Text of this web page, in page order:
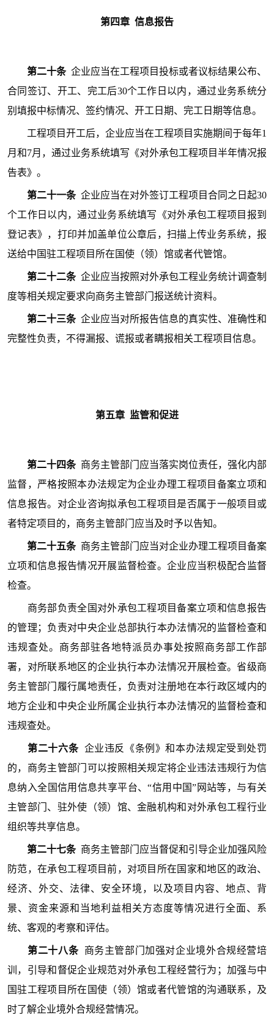
第四章 信息报告
第二十条 企业应当在工程项目投标或者议标结果公布、
合同签订、开工、完工后30个工作日以内，通过业务系统分
别填报中标情况、签约情况、开工日期、完工日期等信息。
工程项目开工后，企业应当在工程项目实施期间于每年1
月和7月，通过业务系统填写《对外承包工程项目半年情况报
告表》。
第二十一条 企业应当在对外签订工程项目合同之日起30
个工作日以内，通过业务系统填写《对外承包工程项目报到
登记表》，打印并加盖单位公章后，扫描上传业务系统，报
送给中国驻工程项目所在国使（领）馆或者代管馆。
第二十二条 企业应当按照对外承包工程业务统计调查制
度等相关规定要求向商务主管部门报送统计资料。
第二十三条 企业应当对所报告信息的真实性、准确性和
完整性负责，不得漏报、谎报或者瞒报相关工程项目信息。
第五章 监管和促进
第二十四条 商务主管部门应当落实岗位责任，强化内部
监督，严格按照本办法规定为企业办理工程项目备案立项和
信息报告。对企业咨询拟承包工程项目是否属于一般项目或
者特定项目的，商务主管部门应当及时予以告知。
第二十五条 商务主管部门应当对企业办理工程项目备案
立项和信息报告情况开展监督检查。企业应当积极配合监督
检查。
商务部负责全国对外承包工程项目备案立项和信息报告
的管理；负责对中央企业总部执行本办法情况的监督检查和
违规查处。商务部驻各地特派员办事处按照商务部工作部
署，对所联系地区的企业执行本办法情况开展检查。省级商
务主管部门履行属地责任，负责对注册地在本行政区域内的
地方企业和中央企业所属企业执行本办法情况的监督检查和
违规查处。
第二十六条 企业违反《条例》和本办法规定受到处罚
的，商务主管部门可以按照相关规定将企业违法违规行为信
息纳入全国信用信息共享平台、“信用中国”网站等，与有关
主管部门、驻外使（领）馆、金融机构和对外承包工程行业
组织等共享信息。
第二十七条 商务主管部门应当督促和引导企业加强风险
防范，在承包工程项目前，对项目所在国家和地区的政治、
经济、外交、法律、安全环境，以及项目内容、地点、背
景、资金来源和当地利益相关方态度等情况进行全面、系
统、客观的考察和评估。
第二十八条 商务主管部门加强对企业境外合规经营培
训，引导和督促企业规范对外承包工程经营行为；加强与中
国驻工程项目所在国使（领）馆或者代管馆的沟通联系，及
时了解企业境外合规经营情况。